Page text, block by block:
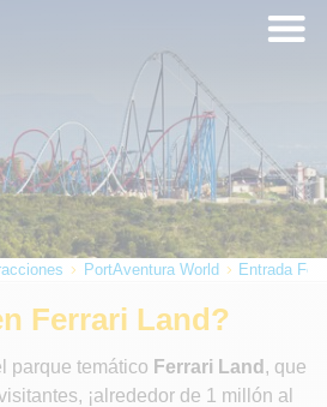
PortAventura World Entrada
Ferrari Land?
parque temático Ferrari Land , que
¡alrededor de 1 millón al